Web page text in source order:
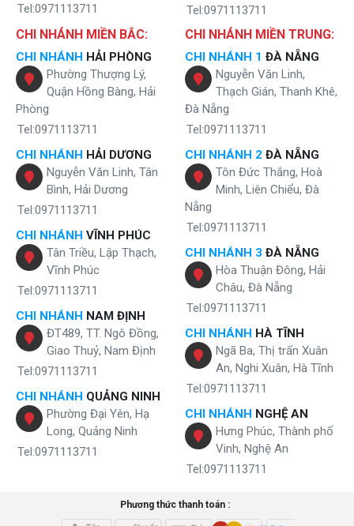
Tel:0971113711
Tel:0971113711
CHI NHÁNH MIỀN BẮC:
CHI NHÁNH HẢI PHÒNG
Phường Thượng Lý,
Quận Hồng Bàng, Hải
Phòng
Tel:0971113711
CHI NHÁNH HẢI DƯƠNG
Nguyễn Văn Linh, Tân
Bình, Hải Dương
Tel:0971113711
CHI NHÁNH VĨNH PHÚC
Tân Triều, Lập Thạch,
Vĩnh Phúc
Tel:0971113711
CHI NHÁNH NAM ĐỊNH
ĐT489, TT. Ngô Đồng,
Giao Thuỷ, Nam Định
Tel:0971113711
CHI NHÁNH QUẢNG NINH
Phường Đại Yên, Hạ
Long, Quảng Ninh
Tel:0971113711
CHI NHÁNH MIỀN TRUNG:
CHI NHÁNH 1 ĐÀ NẴNG
Nguyễn Văn Linh,
Thạch Gián, Thanh Khê,
Đà Nẵng
Tel:0971113711
CHI NHÁNH 2 ĐÀ NẴNG
Tôn Đức Thắng, Hoà
Minh, Liên Chiểu, Đà
Nẵng
Tel:0971113711
CHI NHÁNH 3 ĐÀ NẴNG
Hòa Thuận Đông, Hải
Châu, Đà Nẵng
Tel:0971113711
CHI NHÁNH HÀ TĨNH
Ngã Ba, Thị trấn Xuân
An, Nghi Xuân, Hà Tĩnh
Tel:0971113711
CHI NHÁNH NGHỆ AN
Hưng Phúc, Thành phố
Vinh, Nghệ An
Tel:0971113711
Phương thức thanh toán :